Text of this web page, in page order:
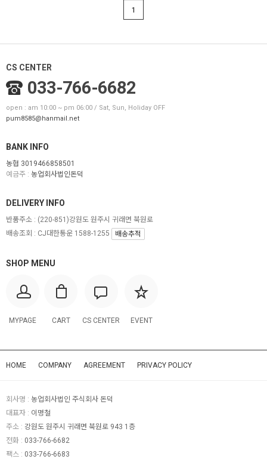
1
CS CENTER
033-766-6682
open : am 10:00 ~ pm 06:00 / Sat, Sun, Holiday OFF
pum8585@hanmail.net
BANK INFO
농협 3019466858501
예금주 : 농업회사법인돈덕
SHOP MENU
MYPAGE CART CS CENTER EVENT
DELIVERY INFO
반품주소 : (220-851)강원도 원주시 귀래면 북원로
배송조회 : CJ대한통운 1588-1255
배송추적
HOME COMPANY AGREEMENT PRIVACY POLICY
회사명 : 농업회사법인 주식회사 돈덕
대표자 : 이명철
주소 : 강원도 원주시 귀래면 북원로 943 1층
전화 : 033-766-6682
팩스 : 033-766-6683